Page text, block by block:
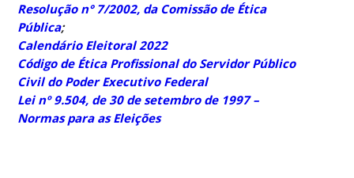
Resolução n° 7/2002, da Comissão de Ética
Pública;
Calendário Eleitoral 2022
Código de Ética Profissional do Servidor Público
Civil do Poder Executivo Federal
Lei nº 9.504, de 30 de setembro de 1997 –
Normas para as Eleições